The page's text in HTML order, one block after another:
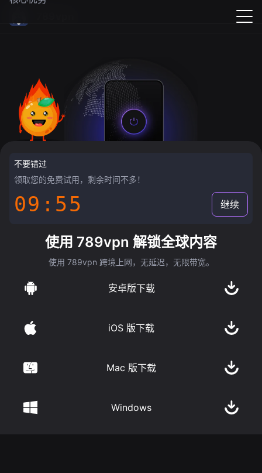
不要错过
领取您的免费试用，剩余时间不多！
09:55 继续
使用 789vpn 解锁全球内容
使用 789vpn 跨境上网，无延迟，无限带宽。
安卓版下载
iOS 版下载
Mac 版下载
Windows